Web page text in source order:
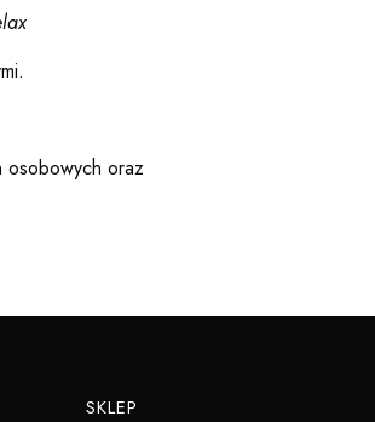
osobowych oraz
SKLEP